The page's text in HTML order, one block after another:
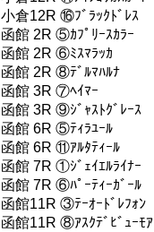
小倉12R ⑯ﾌﾞﾗｯｸﾄﾞﾚｽ
函館 2R ⑤ｶﾌﾟﾘｰｽｶﾗｰ
函館 2R ⑥ﾐｽﾏﾗｯｶ
函館 2R ⑧ﾃﾞﾙﾏﾊﾙﾅ
函館 3R ⑦ﾍｲﾏｰ
函館 3R ⑨ｼﾞｬｽﾄｸﾞﾚｰｽ
函館 6R ⑤ﾃｨﾗﾕｰﾙ
函館 6R ⑪ｱﾙﾀﾃｨｰﾙ
函館 7R ①ｼﾞｪｲｴﾙﾗｲﾅｰ
函館 7R ⑥ﾊﾟｰﾃｨｰｶﾞｰﾙ
函館11R ③ﾃｰｵｰﾄﾞﾚﾌｫﾝ
函館11R ⑧ｱｽｸﾃﾞﾋﾞｭｰﾓｱ